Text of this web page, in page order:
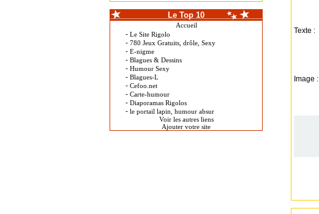
Le Top 10
Accueil
- Le Site Rigolo
- 780 Jeux Gratuits, drôle, Sexy
- E-nigme
- Blagues & Dessins
- Humour Sexy
- Blagues-L
- Cefoo.net
- Carte-humour
- Diaporamas Rigolos
- le portail lapin, humour absur
Voir les autres liens
Ajouter votre site
Texte :
Image :